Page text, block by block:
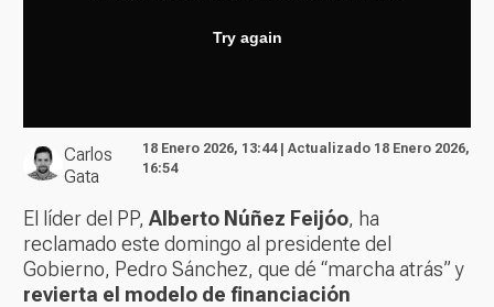
Carlos
Gata
18 Enero 2026, 13:44 | Actualizado 18 Enero 2026,
16:54
El líder del PP, Alberto Núñez Feijóo, ha
reclamado este domingo al presidente del
Gobierno, Pedro Sánchez, que dé “marcha atrás” y
revierta el modelo de financiación